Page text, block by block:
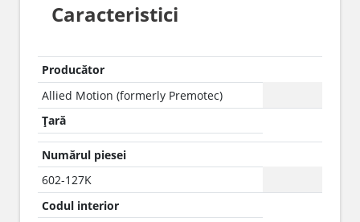
Caracteristici
Producător
Allied Motion (formerly Premotec)
Țară
Numărul piesei
602-127K
Codul interior